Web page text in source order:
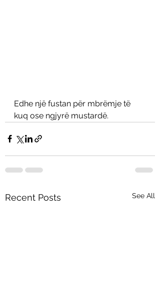
Edhe një fustan për mbrëmje të
kuq ose ngjyrë mustardë.
Recent Posts See All